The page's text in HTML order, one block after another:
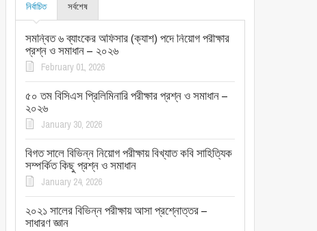
নির্বাচিত সর্বশেষ
সমন্বিত ৬ ব্যাংকের অফিসার (ক্যাশ) পদে নিয়োগ পরীক্ষার
প্রশ্ন ও সমাধান – ২০২৬
February 01, 2026
৫০ তম বিসিএস প্রিলিমিনারি পরীক্ষার প্রশ্ন ও সমাধান –
২০২৬
January 30, 2026
বিগত সালে বিভিন্ন নিয়োগ পরীক্ষায় বিখ্যাত কবি সাহিত্যিক
সম্পর্কিত কিছু প্রশ্ন ও সমাধান
January 24, 2026
২০২১ সালের বিভিন্ন পরীক্ষায় আসা প্রশ্নোত্তর –
সাধারণ জ্ঞান